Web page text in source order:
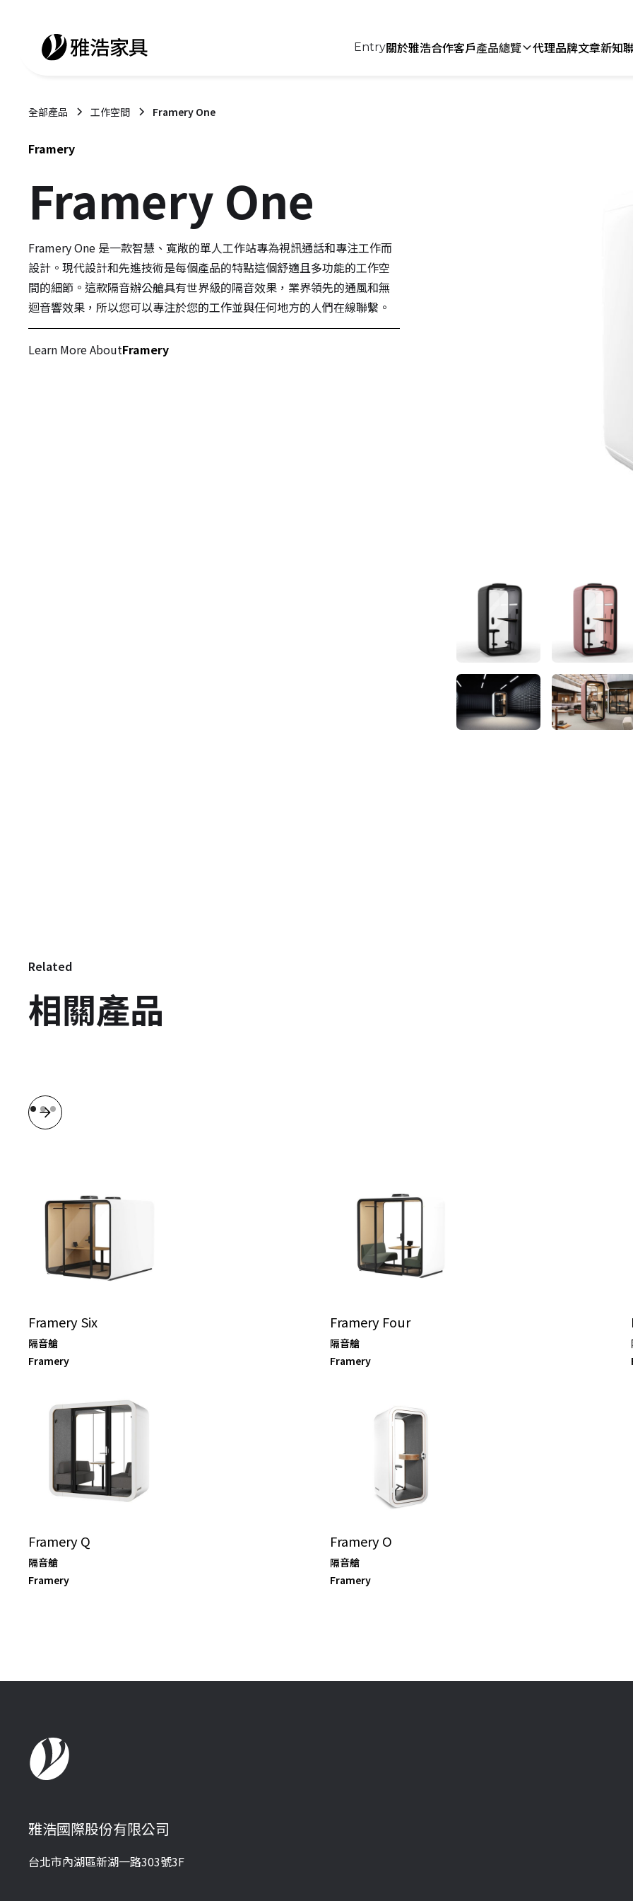
Entry關於雅浩合作客戶產品總覽 代理品牌文章新知
全部產品 工作空間 Framery One
Framery
Framery One
Framery One 是一款智慧、寬敞的單人工作站專為視訊通話和專注工作而
設計。現代設計和先進技術是每個產品的特點這個舒適且多功能的工作空
間的細節。這款隔音辦公艙具有世界級的隔音效果，業界領先的通風和無
迴音響效果，所以您可以專注於您的工作並與任何地方的人們在線聯繫。
Learn More AboutFramery
Related
相關產品
Framery Six
隔音艙
Framery
Framery Four
隔音艙
Framery
Framery Q
隔音艙
Framery
Framery O
隔音艙
Framery
雅浩國際股份有限公司
台北市內湖區新湖一路303號3F